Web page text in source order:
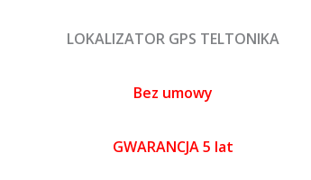
LOKALIZATOR GPS TELTONIKA
Bez umowy
GWARANCJA 5 lat